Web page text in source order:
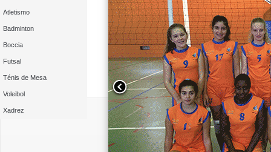
Atletismo
Badminton
Boccia
Futsal
Ténis de Mesa
Voleibol
Xadrez